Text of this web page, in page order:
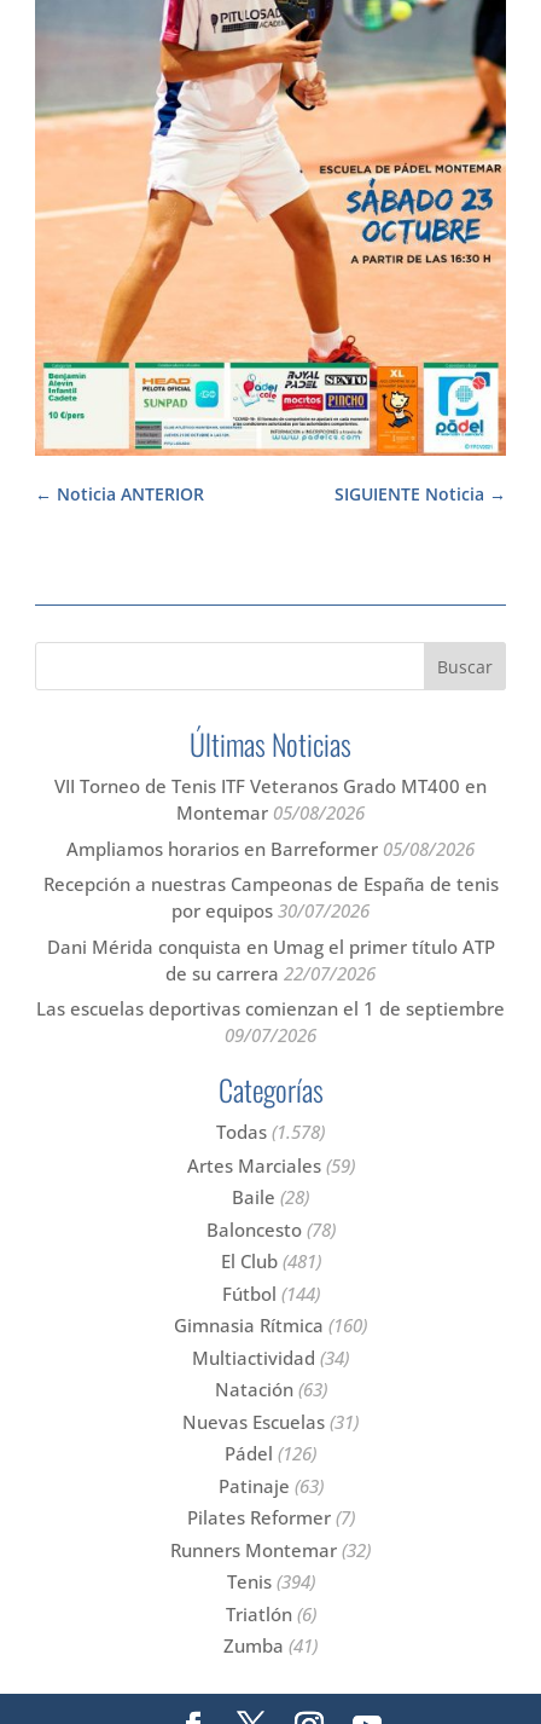
SIGUIENTE Noticia
Noticia ANTERIOR
Últimas Noticias
VII Torneo de Tenis ITF Veteranos Grado MT400 en
Montemar 05/08/2026
Ampliamos horarios en Barreformer 05/08/2026
Recepción a nuestras Campeonas de España de tenis
por equipos 30/07/2026
Dani Mérida conquista en Umag el primer título ATP
de su carrera 22/07/2026
Las escuelas deportivas comienzan el 1 de septiembre
09/07/2026
Categorías
Todas (1.578)
Artes Marciales(59)
Baile (28)
Baloncesto(78)
El Club(481)
Fútbol (144)
Gimnasia Rítmica (160)
Multiactividad (34)
Natación(63)
Nuevas Escuelas (31)
Pádel (126)
Patinaje (63)
Pilates Reformer(7)
Runners Montemar (32)
Tenis(394)
Triatlón(6)
Zumba (41)